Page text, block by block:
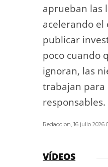
aprueban las
acelerando el
publicar
poco cuando
ignoran, las
trabajan para
responsables.
Redaccion ,16 julio 2026
VÍDEOS